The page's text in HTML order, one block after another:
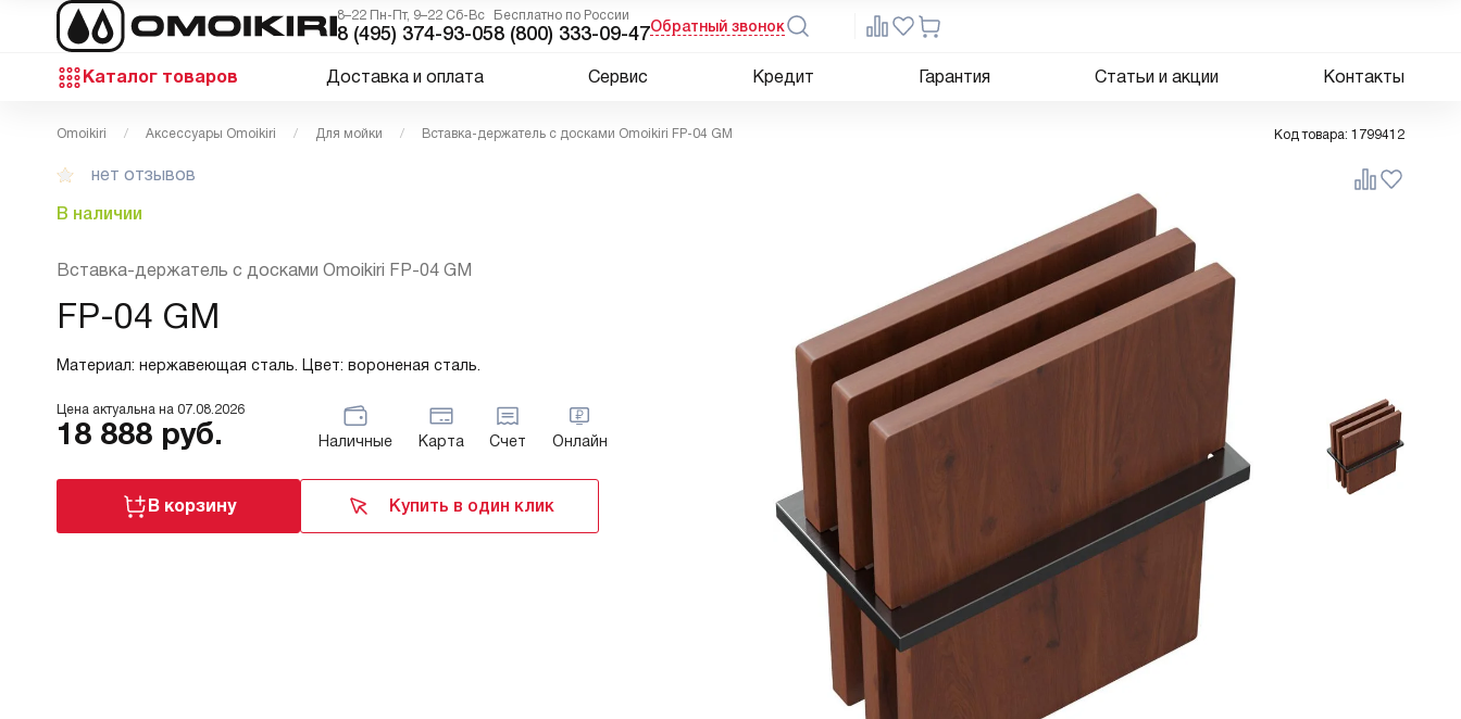
8–22 Пн-Пт, 9–22 Сб-Вс
8 (495) 374-93-05
Бесплатно по России
8 (800) 333-09-47Обратный звонок
Каталог товаров Доставка и оплата Сервис Кредит Гарантия Статьи и акции Контакты
Omoikiri Аксессуары Omoikiri Для мойки Вставка-держатель с досками Omoikiri FP-04 GM Код товара: 1799412
нет отзывов
В наличии
Вставка-держатель с досками Omoikiri FP-04 GM
FP-04 GM
Материал: нержавеющая сталь. Цвет: вороненая сталь.
Цена актуальна на 07.08.2026
18 888 руб. Наличные Карта Счет Онлайн
В корзину Купить в один клик